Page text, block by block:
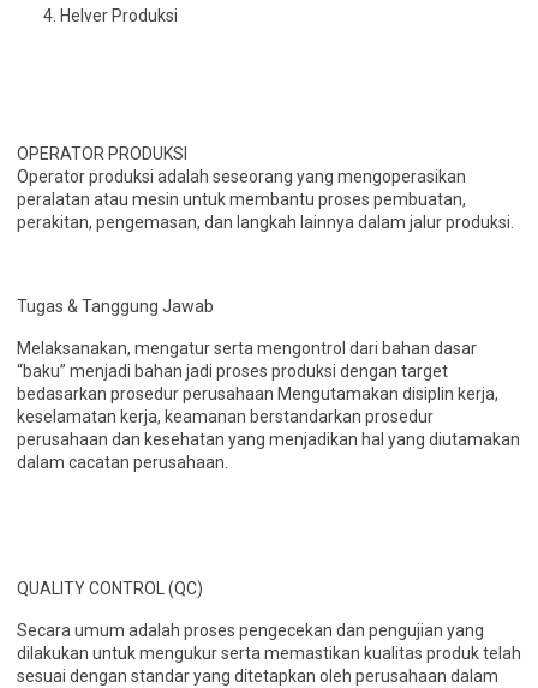
Helver Produksi
OPERATOR PRODUKSI
Operator produksi adalah seseorang yang mengoperasikan
peralatan atau mesin untuk membantu proses pembuatan,
perakitan, pengemasan, dan langkah lainnya dalam jalur produksi.
Tugas & Tanggung Jawab
Melaksanakan, mengatur serta mengontrol dari bahan dasar
“baku” menjadi bahan jadi proses produksi dengan target
bedasarkan prosedur perusahaan Mengutamakan disiplin kerja,
keselamatan kerja, keamanan berstandarkan prosedur
perusahaan dan kesehatan yang menjadikan hal yang diutamakan
dalam cacatan perusahaan.
QUALITY CONTROL (QC)
Secara umum adalah proses pengecekan dan pengujian yang
dilakukan untuk mengukur serta memastikan kualitas produk telah
sesuai dengan standar yang ditetapkan oleh perusahaan dalam